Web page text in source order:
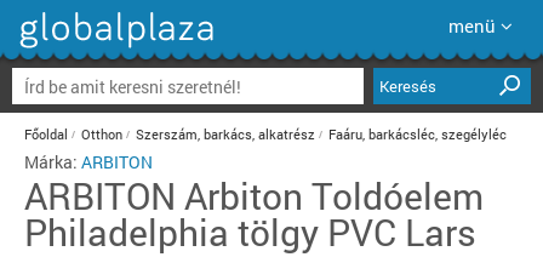
menü
Keresés
Főoldal Otthon Szerszám, barkács, alkatrész Faáru, barkácsléc, szegélyléc
Márka: ARBITON
ARBITON Arbiton Toldóelem
Philadelphia tölgy PVC Lars